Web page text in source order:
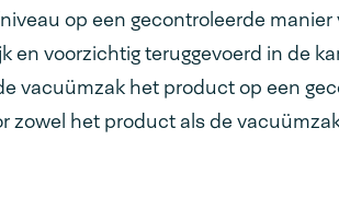
op een gecontroleerde
en voorzichtig teruggevoerd in de
vacuümzak het product op een
zowel het product als de